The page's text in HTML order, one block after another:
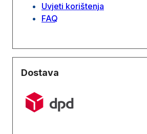
Uvjeti korištenja
FAQ
Dostava